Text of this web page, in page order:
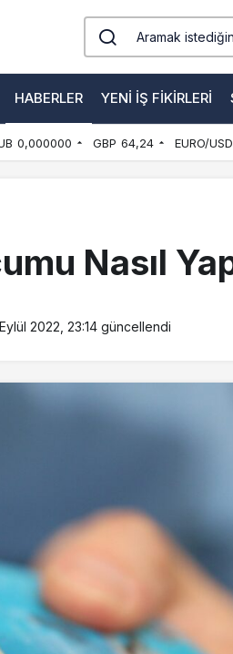
HABERLER YENI İŞ FIKIRLERI
0,000000 GBP 64,24 EURO/USD
Nasıl
2022, 23:14 güncellendi